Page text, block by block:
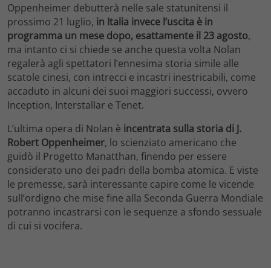
Oppenheimer debutterà nelle sale statunitensi il
prossimo 21 luglio, in Italia invece l’uscita è in
programma un mese dopo, esattamente il 23 agosto,
ma intanto ci si chiede se anche questa volta Nolan
regalerà agli spettatori l’ennesima storia simile alle
scatole cinesi, con intrecci e incastri inestricabili, come
accaduto in alcuni dei suoi maggiori successi, ovvero
Inception, Interstallar e Tenet.
L’ultima opera di Nolan è incentrata sulla storia di J.
Robert Oppenheimer, lo scienziato americano che
guidò il Progetto Manatthan, finendo per essere
considerato uno dei padri della bomba atomica. E viste
le premesse, sarà interessante capire come le vicende
sull’ordigno che mise fine alla Seconda Guerra Mondiale
potranno incastrarsi con le sequenze a sfondo sessuale
di cui si vocifera.